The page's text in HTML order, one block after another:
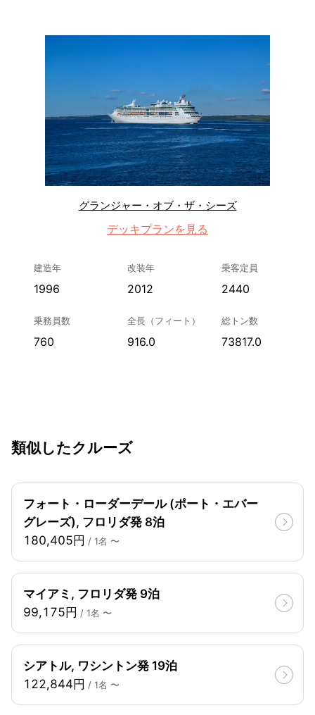
グランジャー・オブ・ザ・シーズ
デッキプランを見る
建造年
1996
改装年
2012
乗客定員
2440
乗務員数
760
全長（フィート）
916.0
総トン数
73817.0
類似したクルーズ
フォート・ローダーデール (ポート・エバー
グレーズ), フロリダ発 8泊
180,405円 / 1名 〜
マイアミ, フロリダ発 9泊
99,175円 / 1名 〜
シアトル, ワシントン発 19泊
122,844円 / 1名 〜